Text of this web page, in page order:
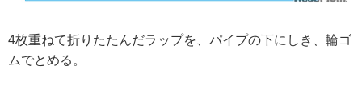
4枚重ねて折りたたんだラップを、パイプの下にしき、輪ゴ
ムでとめる。